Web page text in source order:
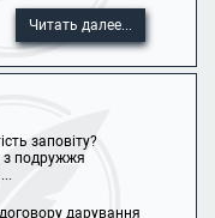
Читать далее...
заповіту?
з подружжя
дарування